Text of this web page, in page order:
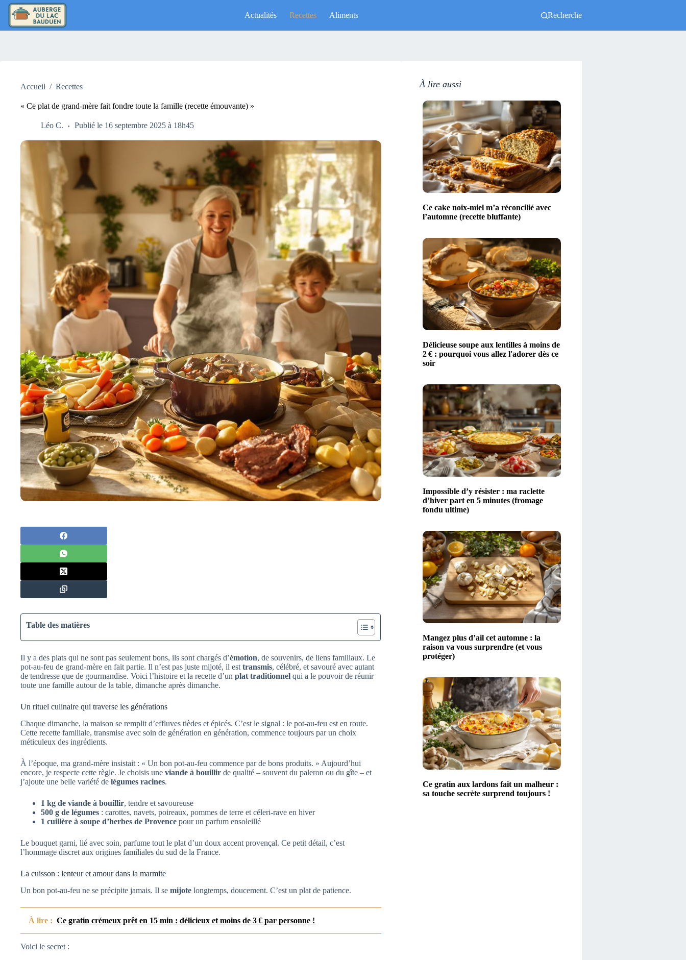
Passer
contenu
Actualités Recettes Aliments Recherche
Accueil / Recettes
« Ce plat de grand-mère fait fondre toute la famille (recette émouvante) »
Léo C. Publié le 16 septembre 2025 à 18h45
Table des matières
Il y a des plats qui ne sont pas seulement bons, ils sont chargés d’émotion, de souvenirs, de liens familiaux. Le
pot-au-feu de grand-mère en fait partie. Il n’est pas juste mijoté, il est transmis, célébré, et savouré avec autant
de tendresse que de gourmandise. Voici l’histoire et la recette d’un plat traditionnel qui a le pouvoir de réunir
toute une famille autour de la table, dimanche après dimanche.
Un rituel culinaire qui traverse les générations
Chaque dimanche, la maison se remplit d’effluves tièdes et épicés. C’est le signal : le pot-au-feu est en route.
Cette recette familiale, transmise avec soin de génération en génération, commence toujours par un choix
méticuleux des ingrédients.
À l’époque, ma grand-mère insistait : « Un bon pot-au-feu commence par de bons produits. » Aujourd’hui
encore, je respecte cette règle. Je choisis une viande à bouillir de qualité – souvent du paleron ou du gîte – et
j’ajoute une belle variété de légumes racines.
1 kg de viande à bouillir, tendre et savoureuse
500 g de légumes : carottes, navets, poireaux, pommes de terre et céleri-rave en hiver
1 cuillère à soupe d’herbes de Provence pour un parfum ensoleillé
Le bouquet garni, lié avec soin, parfume tout le plat d’un doux accent provençal. Ce petit détail, c’est
l’hommage discret aux origines familiales du sud de la France.
La cuisson : lenteur et amour dans la marmite
Un bon pot-au-feu ne se précipite jamais. Il se mijote longtemps, doucement. C’est un plat de patience.
À lire : Ce gratin crémeux prêt en 15 min : délicieux et moins de 3 € par personne !
Voici le secret :
À lire aussi
Ce cake noix-miel m’a réconcilié avec
l’automne (recette bluffante)
Délicieuse soupe aux lentilles à moins de
2 € : pourquoi vous allez l'adorer dès ce
soir
Impossible d’y résister : ma raclette
d’hiver part en 5 minutes (fromage
fondu ultime)
Mangez plus d’ail cet automne : la
raison va vous surprendre (et vous
protéger)
Ce gratin aux lardons fait un malheur :
sa touche secrète surprend toujours !